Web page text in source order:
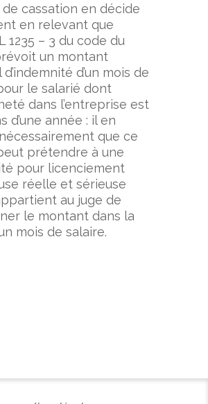
de cassation en décide
en relevant que
1235 – 3 du code du
un montant
d’indemnité d’un mois de
le salarié dont
dans l’entreprise est
d’une année : il en
que ce
prétendre à une
pour licenciement
réelle et sérieuse
au juge de
le montant dans la
mois de salaire.